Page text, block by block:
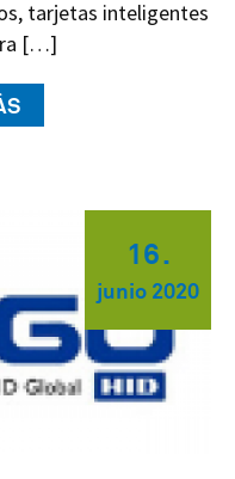
tarjetas inteligentes
[…]
16.
junio 2020